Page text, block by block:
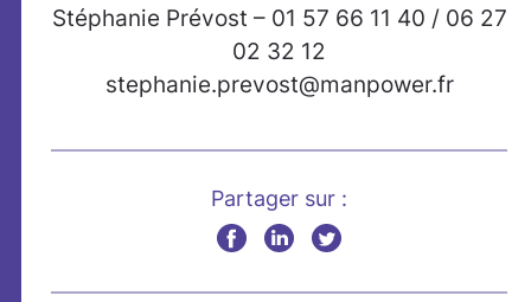
Stéphanie Prévost – 01 57 66 11 40 / 06 27
02 32 12
stephanie.prevost@manpower.fr
Partager sur :